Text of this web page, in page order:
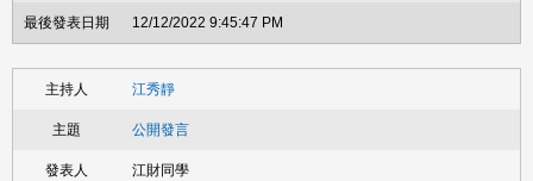
12/12/2022 9:45:47 PM
江秀靜
公開發言
江財同學